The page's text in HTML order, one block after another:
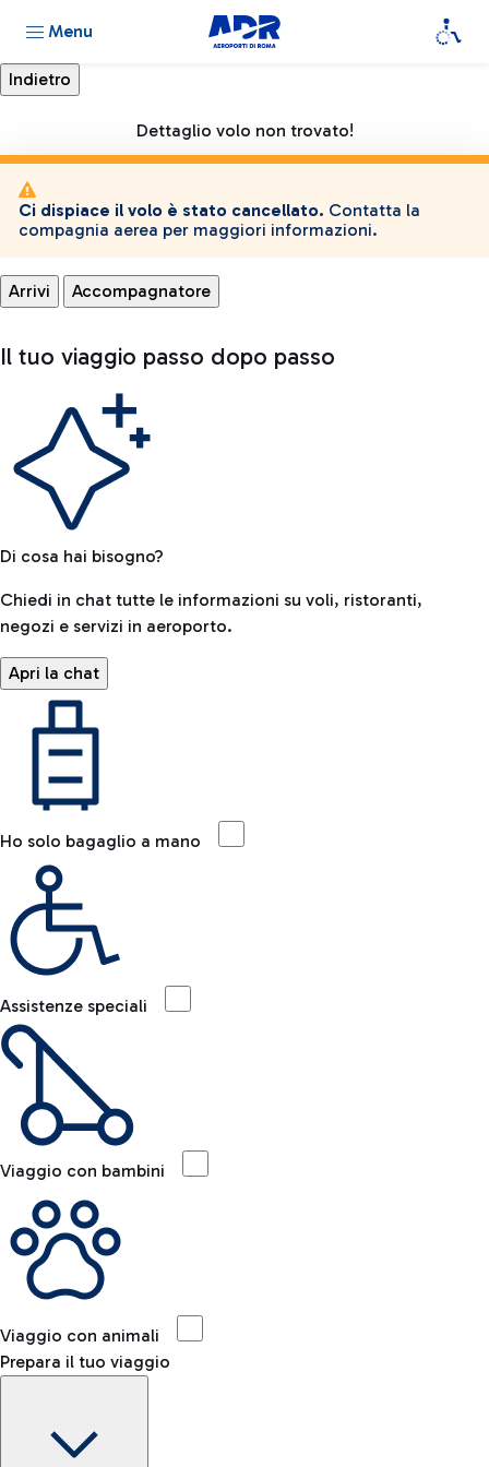
Menu
Dettaglio volo non trovato!
Ci dispiace il volo è stato cancellato. Contatta la
compagnia aerea per maggiori informazioni.
Arrivi Accompagnatore
Il tuo viaggio passo dopo passo
Di cosa hai bisogno?
Chiedi in chat tutte le informazioni su voli, ristoranti,
negozi e servizi in aeroporto.
Apri la chat
Ho solo bagaglio a mano
Assistenze speciali
Viaggio con bambini
Viaggio con animali
Prepara il tuo viaggio